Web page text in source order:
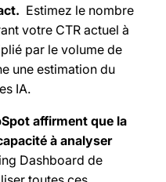
Estimez le nombre
votre CTR actuel à
par le volume de
une estimation du
IA.
affirment que la
à analyser
Dashboard de